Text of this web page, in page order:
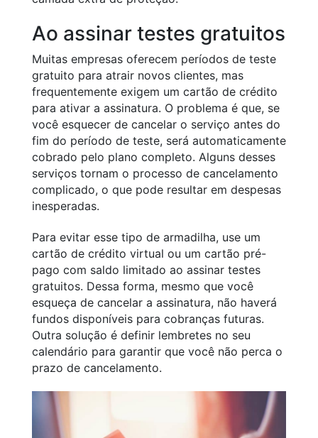
Ao assinar testes gratuitos
Muitas empresas oferecem períodos de teste
gratuito para atrair novos clientes, mas
frequentemente exigem um cartão de crédito
para ativar a assinatura. O problema é que, se
você esquecer de cancelar o serviço antes do
fim do período de teste, será automaticamente
cobrado pelo plano completo. Alguns desses
serviços tornam o processo de cancelamento
complicado, o que pode resultar em despesas
inesperadas.
Para evitar esse tipo de armadilha, use um
cartão de crédito virtual ou um cartão pré-
pago com saldo limitado ao assinar testes
gratuitos. Dessa forma, mesmo que você
esqueça de cancelar a assinatura, não haverá
fundos disponíveis para cobranças futuras.
Outra solução é definir lembretes no seu
calendário para garantir que você não perca o
prazo de cancelamento.